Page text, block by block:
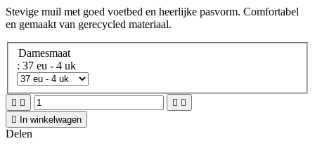
Stevige muil met goed voetbed en heerlijke pasvorm. Comfortabel
en gemaakt van gerecycled materiaal.
Damesmaat
: 37 eu - 4 uk
   

In winkelwagen
Delen